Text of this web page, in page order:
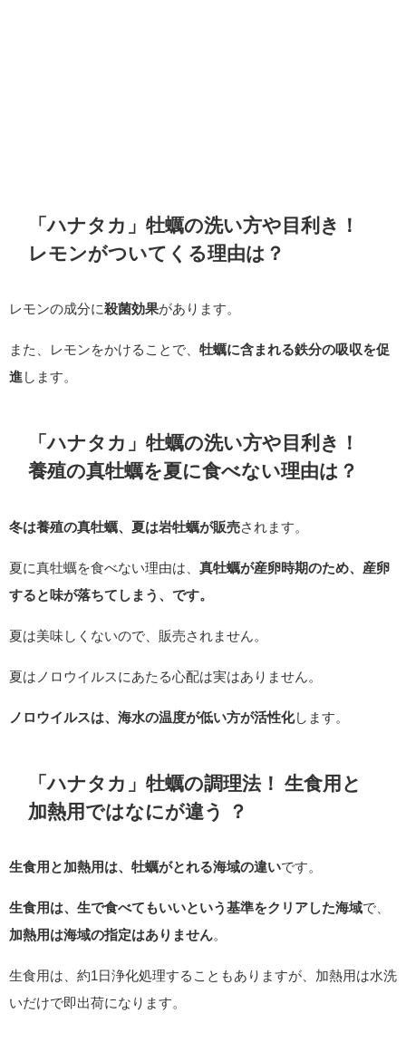
「ハナタカ」牡蠣の洗い方や目利き！
レモンがついてくる理由は？
レモンの成分に殺菌効果があります。
また、レモンをかけることで、 牡蠣に含まれる鉄分の吸収を促
進 します。
「ハナタカ」牡蠣の洗い方や目利き！
養殖の真牡蠣を夏に食べない理由は？
冬は養殖の真牡蠣、夏は岩牡蠣が販売されます。
夏に真牡蠣を食べない理由は、 真牡蠣が産卵時期のため、産卵
すると味が落ちてしまう、です。
夏は美味しくないので、販売されません。
夏はノロウイルスにあたる心配は実はありません。
ノロウイルスは、海水の温度が低い方が活性化します。
「ハナタカ」牡蠣の調理法！ 生食用と
加熱用ではなにが違う ？
生食用と加熱用は、牡蠣がとれる海域の違いです。
生食用は、生で食べてもいいという基準をクリアした海域で、
加熱用は海域の指定はありません。
生食用は、約1日浄化処理することもありますが、加熱用は水洗
いだけで即出荷になります。